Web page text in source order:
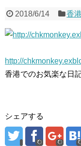
2018/6/14 香港
http://
香港でのお気楽な日
シェアする